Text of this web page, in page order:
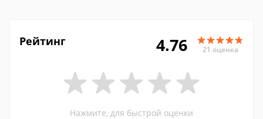
Рейтинг 4.76 21 оценка
Нажмите, для быстрой оценки